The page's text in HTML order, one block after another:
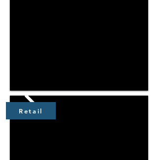
Retail